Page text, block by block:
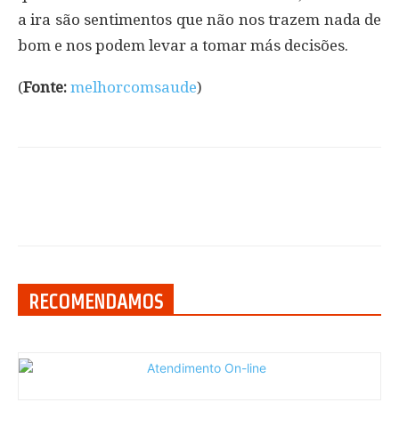
a ira são sentimentos que não nos trazem nada de
bom e nos podem levar a tomar más decisões.
(Fonte: melhorcomsaude)
RECOMENDAMOS